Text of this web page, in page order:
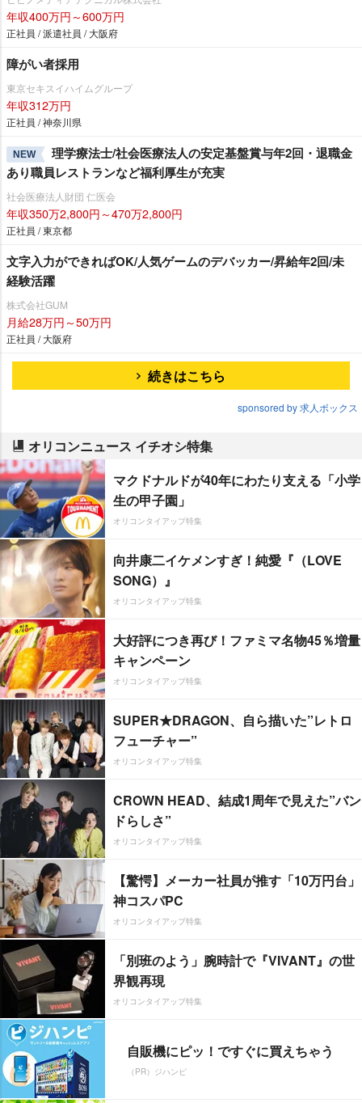
年収400万円～600万円
正社員 / 派遣社員 / 大阪府
障がい者採用
東京セキスイハイムグループ
年収312万円
正社員 / 神奈川県
NEW
理学療法士/社会医療法人の安定基盤賞与年2回・退職金
あり職員レストランなど福利厚生が充実
社会医療法人財団 仁医会
年収350万2,800円～470万2,800円
正社員 / 東京都
文字入力ができればOK/人気ゲームのデバッカー/昇給年2回/未
経験活躍
株式会社GUM
月給28万円～50万円
正社員 / 大阪府
続きはこちら
sponsored by 求人ボックス
オリコンニュース イチオシ特集
マクドナルドが40年にわたり支える「小学
生の甲子園」
オリコンタイアップ特集
向井康二イケメンすぎ！純愛『（LOVE
SONG）』
オリコンタイアップ特集
大好評につき再び！ファミマ名物45％増量
キャンペーン
オリコンタイアップ特集
SUPER★DRAGON、自ら描いた”レトロ
フューチャー”
オリコンタイアップ特集
CROWN HEAD、結成1周年で見えた”バン
ドらしさ”
オリコンタイアップ特集
【驚愕】メーカー社員が推す「10万円台」
神コスパPC
オリコンタイアップ特集
「別班のよう」腕時計で『VIVANT』の世
界観再現
オリコンタイアップ特集
自販機にピッ！ですぐに買えちゃう
（PR）ジハンピ